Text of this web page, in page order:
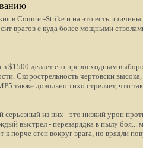
в Counter-Strike и на это есть
врагов с куда более мощными
$1500 делает его превосходным
Скорострельность чертовски
также довольно тихо стреляет, что
из них - это низкий урон
выстрел - перезарядка в пылу боя...
к порче стен вокруг врага, но врядли